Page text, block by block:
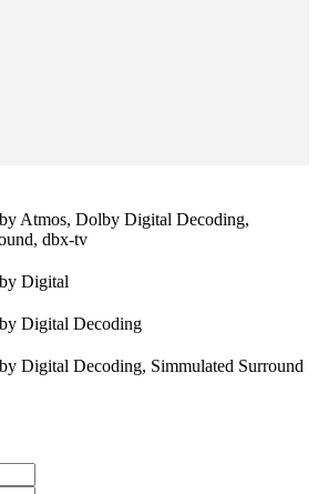
Atmos, Dolby Digital Decoding,
dbx-tv
Digital
Digital Decoding
Digital Decoding, Simmulated Surround